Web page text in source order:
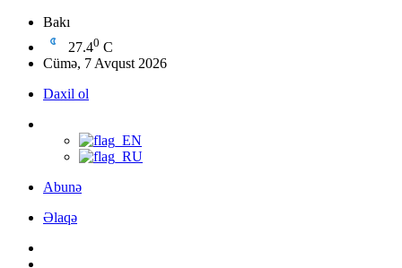
Bakı
27.40 C
Cümə, 7 Avqust 2026
Daxil ol
Abunə
Əlaqə